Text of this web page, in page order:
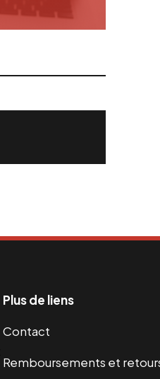
Plus de liens
Contact
Remboursements et